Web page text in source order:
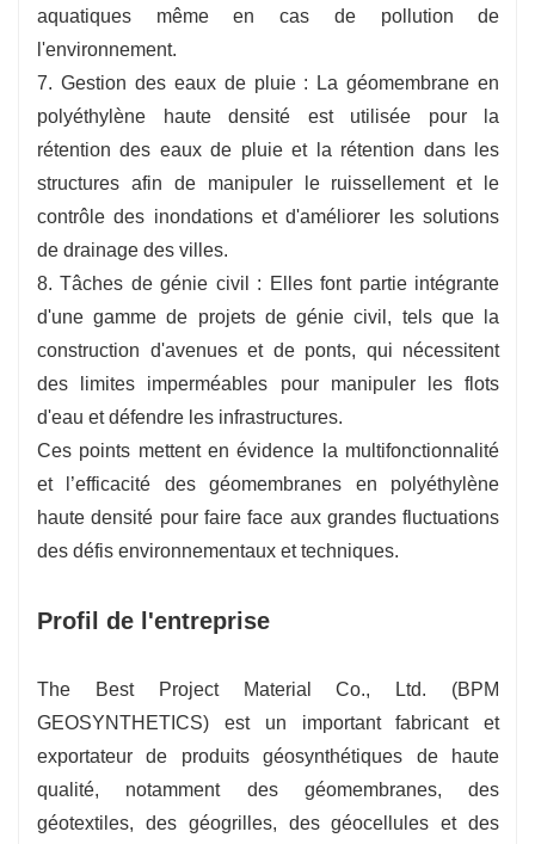
aquatiques même en cas de pollution de
l'environnement.
7. Gestion des eaux de pluie : La géomembrane en
polyéthylène haute densité est utilisée pour la
rétention des eaux de pluie et la rétention dans les
structures afin de manipuler le ruissellement et le
contrôle des inondations et d'améliorer les solutions
de drainage des villes.
8. Tâches de génie civil : Elles font partie intégrante
d'une gamme de projets de génie civil, tels que la
construction d'avenues et de ponts, qui nécessitent
des limites imperméables pour manipuler les flots
d'eau et défendre les infrastructures.
Ces points mettent en évidence la multifonctionnalité
et l’efficacité des géomembranes en polyéthylène
haute densité pour faire face aux grandes fluctuations
des défis environnementaux et techniques.
Profil de l'entreprise
The Best Project Material Co., Ltd. (BPM
GEOSYNTHETICS) est un important fabricant et
exportateur de produits géosynthétiques de haute
qualité, notamment des géomembranes, des
géotextiles, des géogrilles, des géocellules et des